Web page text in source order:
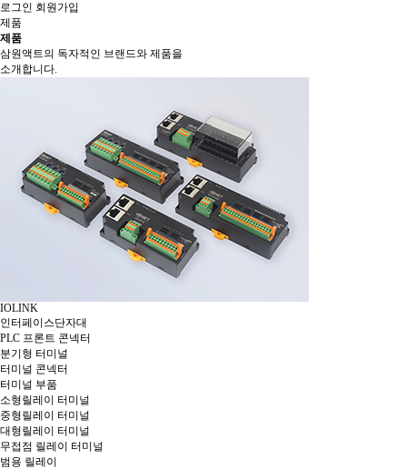
로그인 회원가입
제품
제품
삼원액트의 독자적인 브랜드와 제품을
소개합니다.
IOLINK
인터페이스단자대
PLC 프론트 콘넥터
분기형 터미널
터미널 콘넥터
터미널 부품
소형릴레이 터미널
중형릴레이 터미널
대형릴레이 터미널
무접점 릴레이 터미널
범용 릴레이